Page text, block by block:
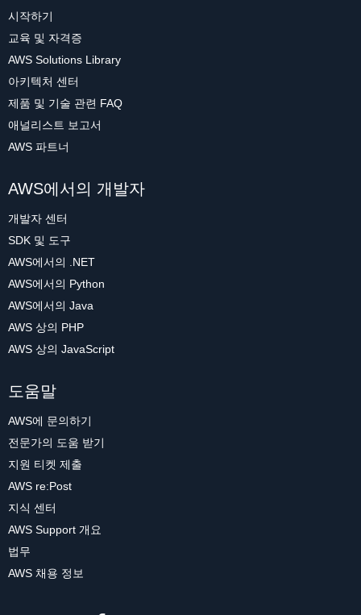
시작하기
교육 및 자격증
AWS Solutions Library
아키텍처 센터
제품 및 기술 관련 FAQ
애널리스트 보고서
AWS 파트너
AWS에서의 개발자
개발자 센터
SDK 및 도구
AWS에서의 .NET
AWS에서의 Python
AWS에서의 Java
AWS 상의 PHP
AWS 상의 JavaScript
도움말
AWS에 문의하기
전문가의 도움 받기
지원 티켓 제출
AWS re:Post
지식 센터
AWS Support 개요
법무
AWS 채용 정보